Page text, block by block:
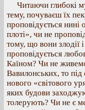
Читаючи глибокі
тему, почуваєш їх
проповідується нині
плоті», чи не
тому, що вони злодії
проповідується
Каїном? Чи не
Вавилонських, то
нового «світового
яких будови
толерують? Чи не є